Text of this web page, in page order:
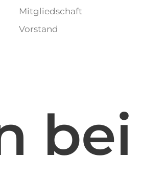
Mitgliedschaft
Vorstand
bei